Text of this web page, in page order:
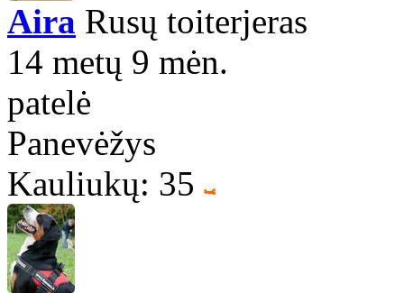
Aira Rusų toiterjeras
14 metų 9 mėn.
patelė
Panevėžys
Kauliukų: 35